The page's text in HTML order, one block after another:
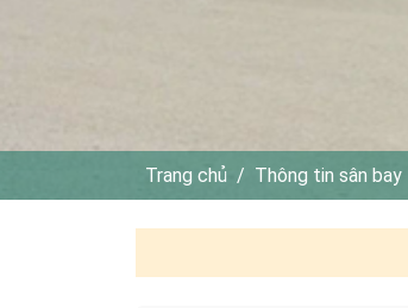
Trang chủ Thông tin sân bay